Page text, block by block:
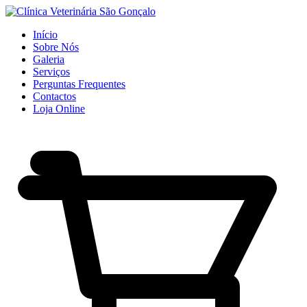
Início
Sobre Nós
Galeria
Serviços
Perguntas Frequentes
Contactos
Loja Online